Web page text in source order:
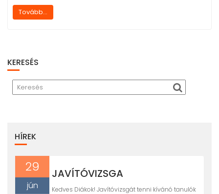
Tovább...
KERESÉS
HÍREK
29
jún
JAVÍTÓVIZSGA
Kedves Diákok! Javítóvizsgát tenni kívánó tanulók